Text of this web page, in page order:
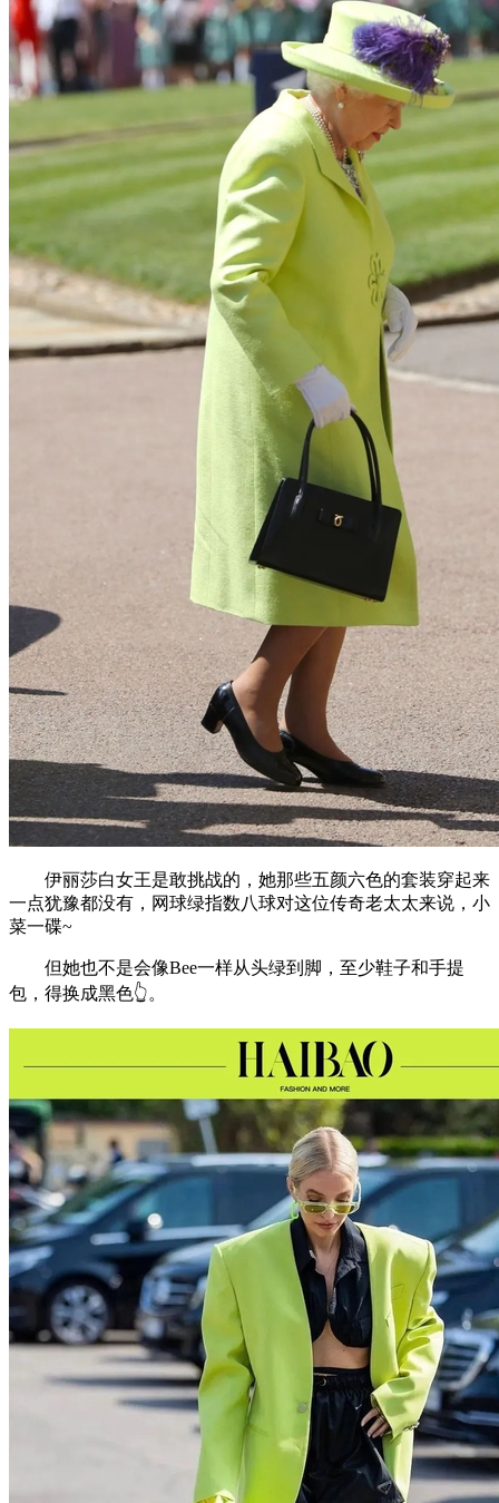
伊丽莎白女王是敢挑战的，她那些五颜六色的套装穿起来
一点犹豫都没有，网球绿指数八球对这位传奇老太太来说，小
菜一碟~
但她也不是会像Bee一样从头绿到脚，至少鞋子和手提
包，得换成黑色👆。